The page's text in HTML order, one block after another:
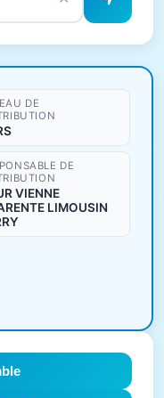
l'eau
DE
DE
VIENNE
LIMOUSIN